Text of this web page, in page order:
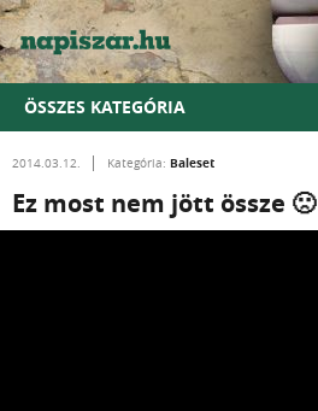
ÖSSZES KATEGÓRIA
2014.03.12. Kategória: Baleset
Ez most nem jött össze 🙁